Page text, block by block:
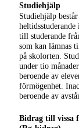
Studiehjälp
Studiehjälp
till studerande
som kan lämnas
på skolorten.
under tio
beroende av
förmögenhet.
beroende av
Bidrag till vissa